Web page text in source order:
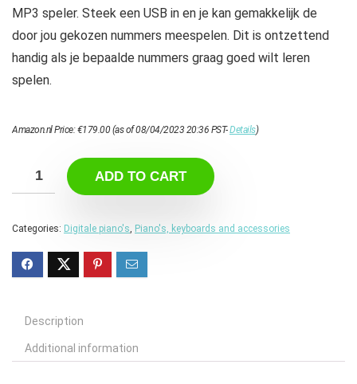
MP3 speler. Steek een USB in en je kan gemakkelijk de
door jou gekozen nummers meespelen. Dit is ontzettend
handig als je bepaalde nummers graag goed wilt leren
spelen.
Amazon.nl Price:€179.00(as of 08/04/2023 20:36 PST-Details)
ADD TO CART
Categories: Digitale piano's, Piano's, keyboards and accessories
Description
Additional information